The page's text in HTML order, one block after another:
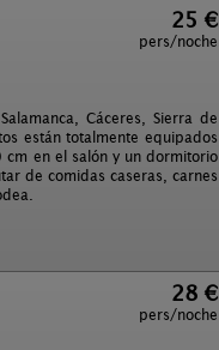
25 €
pers/noche
Cáceres, Sierra de
están totalmente equipados
cm en el salón y un dormitorio
de comidas caseras, carnes
28 €
pers/noche